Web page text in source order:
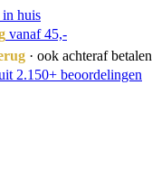
in huis
vanaf 45,-
· ook achteraf betalen
2.150+ beoordelingen